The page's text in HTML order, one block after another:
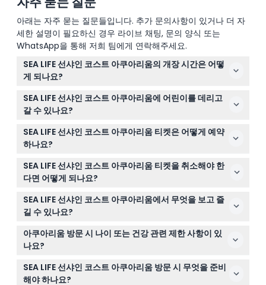
아래는 자주 묻는 질문들입니다. 추가 문의사항이 있거나 더 자
세한 설명이 필요하신 경우 라이브 채팅, 문의 양식 또는
WhatsApp을 통해 저희 팀에게 연락해주세요.
SEA LIFE 선샤인 코스트 아쿠아리움의 개장 시간은 어떻
게 되나요?
아쿠아리움은 매일 오전 9시부터 오후 3시까지 운영하며,
마지막 입장은 오후 2시입니다. 크리스마스와 안작 데이에
는 휴관합니다(변동 가능하니 예약 시 확인해 주세요).
SEA LIFE 선샤인 코스트 아쿠아리움에 어린이를 데리고
갈 수 있나요?
네, 0-2세 어린이는 여권 확인 시 무료 입장 가능하며, 3-15
세는 유료 티켓이 필요하고 반드시 18세 이상 성인 동반해
야 합니다.
SEA LIFE 선샤인 코스트 아쿠아리움 티켓은 어떻게 예약
하나요?
이 웹사이트에서 온라인으로 간편하게 티켓을 예약할 수 있
어 실시간으로 가능 여부를 확인하고 자리 확보가 가능합니
다.
SEA LIFE 선샤인 코스트 아쿠아리움 티켓을 취소해야 한
다면 어떻게 되나요?
티켓은 환불 불가하며 어떤 상황에서도 취소가 불가능하므
로 예약 전에 계획을 확실히 세우셔야 합니다.
SEA LIFE 선샤인 코스트 아쿠아리움에서 무엇을 보고 즐
길 수 있나요?
오션 터널과 씰 아일랜드 등 11개의 테마 구역에서 10,000종
이상의 해양 생물을 탐험할 수 있으며, 매일 진행되는 강연,
먹이 주기, 바다표범 쇼도 즐길 수 있습니다.
아쿠아리움 방문 시 나이 또는 건강 관련 제한 사항이 있
나요?
15세 미만 방문객은 성인 동반이 필수이며, 특별한 건강 제
한은 없으나 방문 시 걷거나 서 있는 시간이 많으니 참고하
SEA LIFE 선샤인 코스트 아쿠아리움 방문 시 무엇을 준비
해야 하나요?